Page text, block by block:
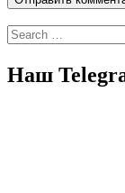
Search
for:
Наш